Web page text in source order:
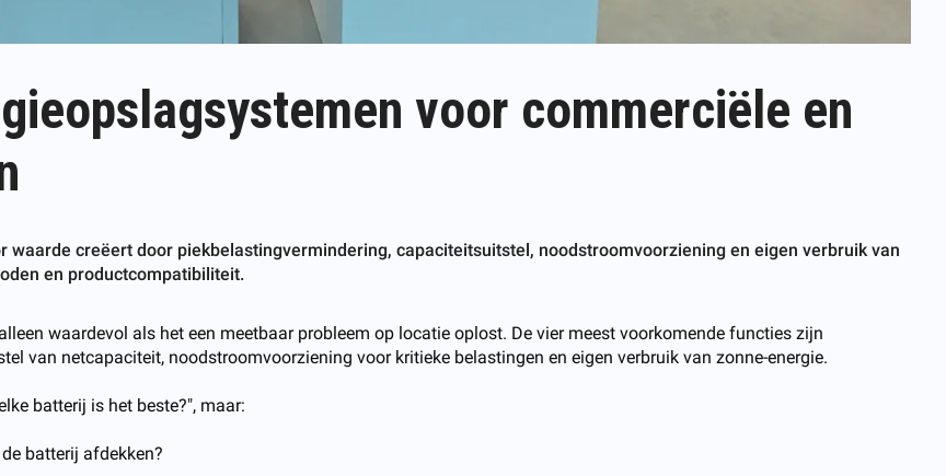
voor commerciële en
creëert door piekbelastingvermindering, capaciteitsuitstel, noodstroomvoorziening en eigen verbruik van
en productcompatibiliteit.
waardevol als het een meetbaar probleem op locatie oplost. De vier meest voorkomende functies zijn
van netcapaciteit, noodstroomvoorziening voor kritieke belastingen en eigen verbruik van zonne-energie.
batterij is het beste?", maar:
batterij afdekken?